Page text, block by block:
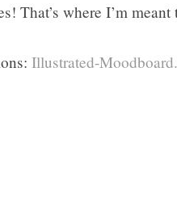
That’s where I’m
Illustrated-